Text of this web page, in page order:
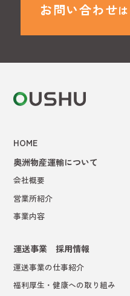
お問い合わせ
HOME
奥洲物産運輸について
会社概要
営業所紹介
事業内容
運送事業 採用情報
運送事業の仕事紹介
福利厚生・健康への取り組み